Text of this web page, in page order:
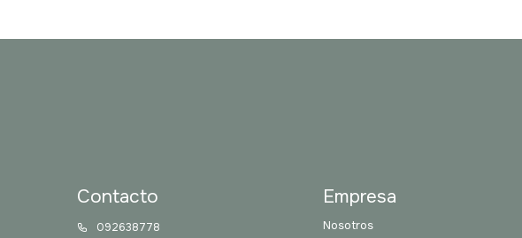
Contacto
092638778
Empresa
Nosotros